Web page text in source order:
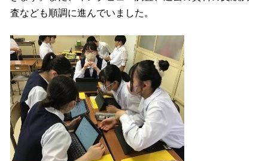
査なども順調に進んでいました。